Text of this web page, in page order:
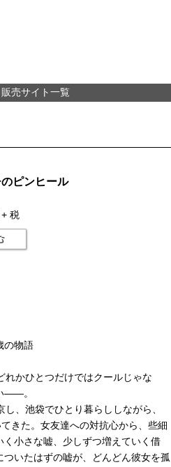
販売サイト一覧
ピンヒール
税
の物語
れかひとつだけではクールじゃな
——。
、池袋でひとり暮らししながら、
きた。女友達への対抗心から、些細
小さな嘘、少しずつ増えていく借
いたはずの嘘が、どんどん彼女を孤